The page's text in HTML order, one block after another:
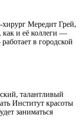
Мередит Грей,
как и её коллеги —
в городской
талантливый
Институт красоты
заниматься